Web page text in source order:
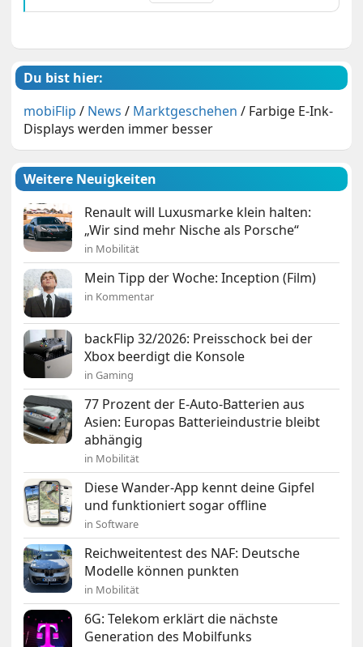
Du bist hier:
mobiFlip / News / Marktgeschehen / Farbige E-Ink-
Displays werden immer besser
Weitere Neuigkeiten
Renault will Luxusmarke klein halten:
„Wir sind mehr Nische als Porsche“
in Mobilität
Mein Tipp der Woche: Inception (Film)
in Kommentar
backFlip 32/2026: Preisschock bei der
Xbox beerdigt die Konsole
in Gaming
77 Prozent der E-Auto-Batterien aus
Asien: Europas Batterieindustrie bleibt
abhängig
in Mobilität
Diese Wander-App kennt deine Gipfel
und funktioniert sogar offline
in Software
Reichweitentest des NAF: Deutsche
Modelle können punkten
in Mobilität
6G: Telekom erklärt die nächste
Generation des Mobilfunks